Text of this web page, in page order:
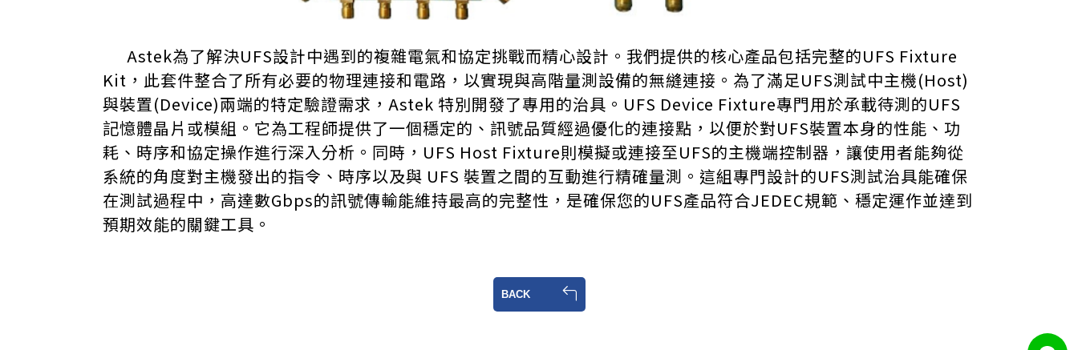
Astek為了解決UFS設計中遇到的複雜電氣和協定挑戰而精心設計。我們提供的核心產品包括完整的UFS Fixture
Kit，此套件整合了所有必要的物理連接和電路，以實現與高階量測設備的無縫連接。 為了滿足UFS測試中主機(Host)
與裝置(Device)兩端的特定驗證需求，Astek 特別開發了專用的治具。UFS Device Fixture專門用於承載待測的UFS
記憶體晶片或模組。它為工程師提供了一個穩定的、訊號品質經過優化的連接點，以便於對UFS裝置本身的性能、功
耗、時序和協定操作進行深入分析。同時，UFS Host Fixture則模擬或連接至UFS的主機端控制器，讓使用者能夠從
系統的角度對主機發出的指令、時序以及與 UFS 裝置之間的互動進行精確量測。 這組專門設計的UFS測試治具能確保
在測試過程中，高達數Gbps的訊號傳輸能維持最高的完整性，是確保您的UFS產品符合JEDEC規範、穩定運作並達到
預期效能的關鍵工具。
BACK